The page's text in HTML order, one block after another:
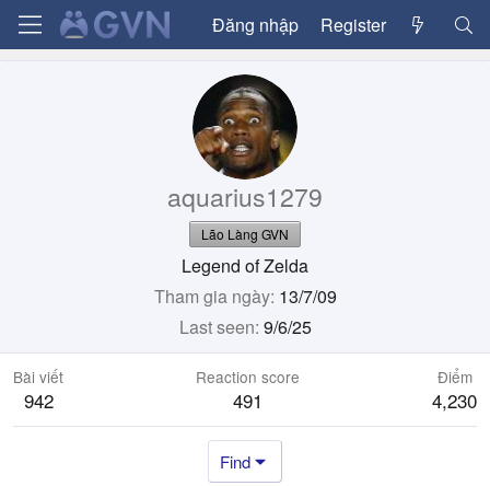
Đăng nhập Register
aquarius1279
Lão Làng GVN
Legend of Zelda
Tham gia ngày 13/7/09
Last seen 9/6/25
Bài viết
942
Reaction score
491
Điểm
4,230
Find